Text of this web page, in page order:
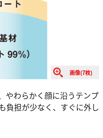
画像(7枚)
やわらかく顔に沿うテンプ
負担が少なく、すぐに外し